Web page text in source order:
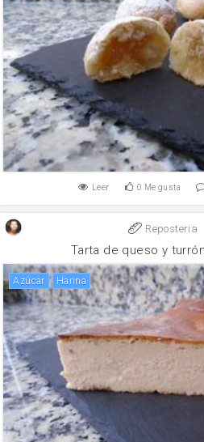
Leer 0 Me gusta
Reposteria
Tarta de queso y
Azúcar harina